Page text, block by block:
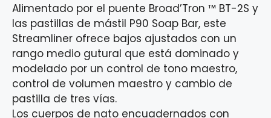
Alimentado por el puente Broad’Tron ™ BT-2S y
las pastillas de mástil P90 Soap Bar, este
Streamliner ofrece bajos ajustados con un
rango medio gutural que está dominado y
modelado por un control de tono maestro,
control de volumen maestro y cambio de
pastilla de tres vías.
Los cuerpos de nato encuadernados con